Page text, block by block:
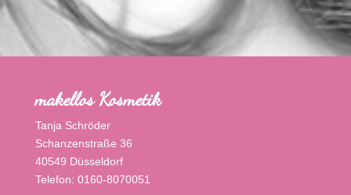
makellos Kosmetik
Tanja Schröder
Schanzenstraße 36
40549 Düsseldorf
Telefon: 0160-8070051